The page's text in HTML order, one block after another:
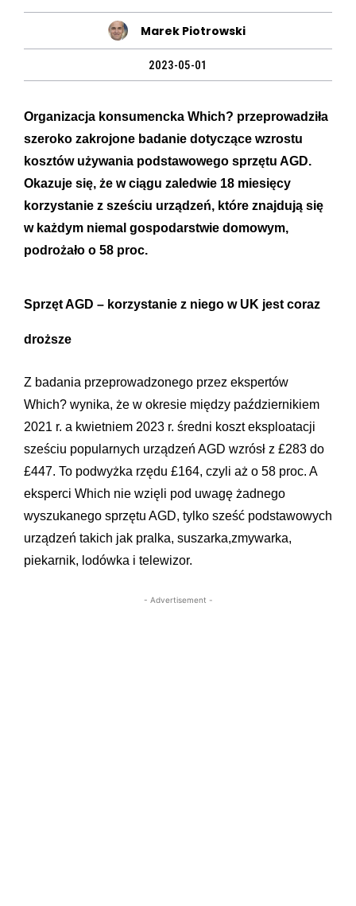
Marek Piotrowski
2023-05-01
Organizacja konsumencka Which? przeprowadziła
szeroko zakrojone badanie dotyczące wzrostu
kosztów używania podstawowego sprzętu AGD.
Okazuje się, że w ciągu zaledwie 18 miesięcy
korzystanie z sześciu urządzeń, które znajdują się
w każdym niemal gospodarstwie domowym,
podrożało o 58 proc.
Sprzęt AGD – korzystanie z niego w UK jest coraz
droższe
Z badania przeprowadzonego przez ekspertów
Which? wynika, że w okresie między październikiem
2021 r. a kwietniem 2023 r. średni koszt eksploatacji
sześciu popularnych urządzeń AGD wzrósł z £283 do
£447. To podwyżka rzędu £164, czyli aż o 58 proc. A
eksperci Which nie wzięli pod uwagę żadnego
wyszukanego sprzętu AGD, tylko sześć podstawowych
urządzeń takich jak pralka, suszarka,zmywarka,
piekarnik, lodówka i telewizor.
- Advertisement -